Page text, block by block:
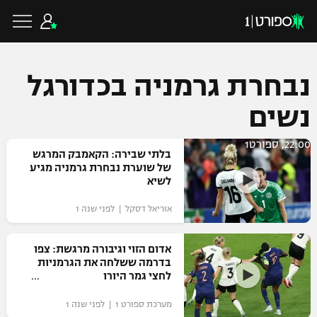
כדורגל ישראלי
ליגת העל
ליגה לאומית
גביע הטוטו
ליגיונרים
גביע המדינה
כדורגל עולמי
ליגת האלופות
ליגה אירופית
ליגה אנגלית
כדורסל ישראלי
ליגת ווינר סל
ליגה לאומית
כדורסל עולמי
NBA
נבחרת גרמניה בכדורגל
נשים
22:00, ספורט1
בלתי שבירה: הקאמבק המרגש
של שוערת נבחרת גרמניה מגיע
לשיא
אוריאל דסקל | לפני שנה 1
אדום הזוי וגיבורה מרגשת: צפו
בדרמה ששלחה את הגרמניות
לחצי גמר היורו
מערכת ספורט 1 | לפני שנה 1